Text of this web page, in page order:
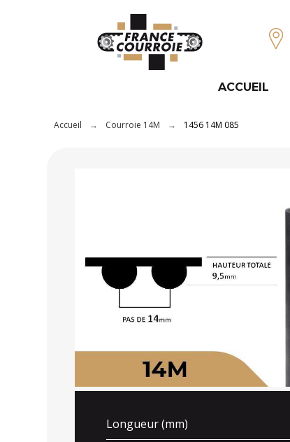
ACCUEIL
Accueil Courroie 14M 1456 14M 085
Longueur (mm)